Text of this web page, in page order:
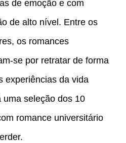
de emoção e com
de alto nível. Entre os
os romances
se por retratar de forma
experiências da vida
uma seleção dos 10
romance universitário